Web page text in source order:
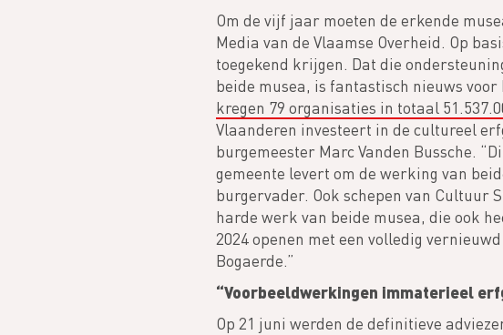
Om de vijf jaar moeten de erkende
Media van de Vlaamse Overheid. Op
toegekend krijgen. Dat die
beide musea, is fantastisch nieuws
kregen 79 organisaties in totaal
Vlaanderen investeert in de cultureel
burgemeester Marc Vanden Bussche.
gemeente levert om de werking van
burgervader. Ook schepen van Cultuur
harde werk van beide musea, die ook
2024 openen met een volledig
Bogaerde.”
“Voorbeeldwerkingen immaterieel
Op 21 juni werden de definitieve